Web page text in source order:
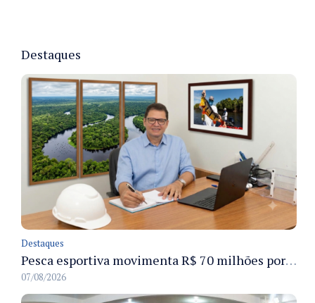
Destaques
Destaques
Pesca esportiva movimenta R$ 70 milhões por ano e ganha espaço na economia sustentável do Amazonas
07/08/2026